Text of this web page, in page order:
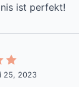
ist perfekt!
25, 2023